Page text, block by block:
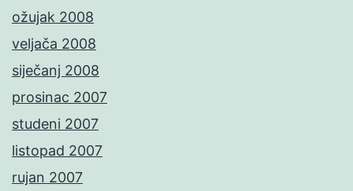
ožujak 2008
veljača 2008
siječanj 2008
prosinac 2007
studeni 2007
listopad 2007
rujan 2007